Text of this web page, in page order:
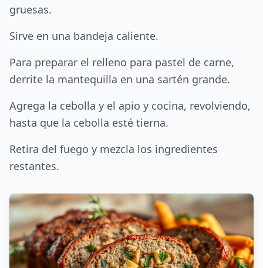
gruesas.
Sirve en una bandeja caliente.
Para preparar el relleno para pastel de carne,
derrite la mantequilla en una sartén grande.
Agrega la cebolla y el apio y cocina, revolviendo,
hasta que la cebolla esté tierna.
Retira del fuego y mezcla los ingredientes
restantes.